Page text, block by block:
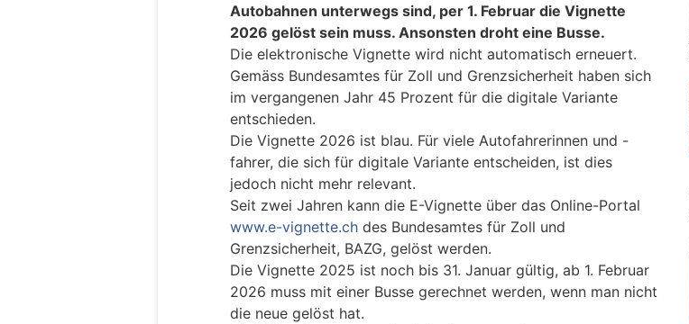
Autobahnen unterwegs sind, per 1. Februar die Vignette
2026 gelöst sein muss. Ansonsten droht eine Busse.
Die elektronische Vignette wird nicht automatisch erneuert.
Gemäss Bundesamtes für Zoll und Grenzsicherheit haben sich
im vergangenen Jahr 45 Prozent für die digitale Variante
entschieden.
Die Vignette 2026 ist blau. Für viele Autofahrerinnen und -
fahrer, die sich für digitale Variante entscheiden, ist dies
jedoch nicht mehr relevant.
Seit zwei Jahren kann die E-Vignette über das Online-Portal
www.e-vignette.ch des Bundesamtes für Zoll und
Grenzsicherheit, BAZG, gelöst werden.
Die Vignette 2025 ist noch bis 31. Januar gültig, ab 1. Februar
2026 muss mit einer Busse gerechnet werden, wenn man nicht
die neue gelöst hat.